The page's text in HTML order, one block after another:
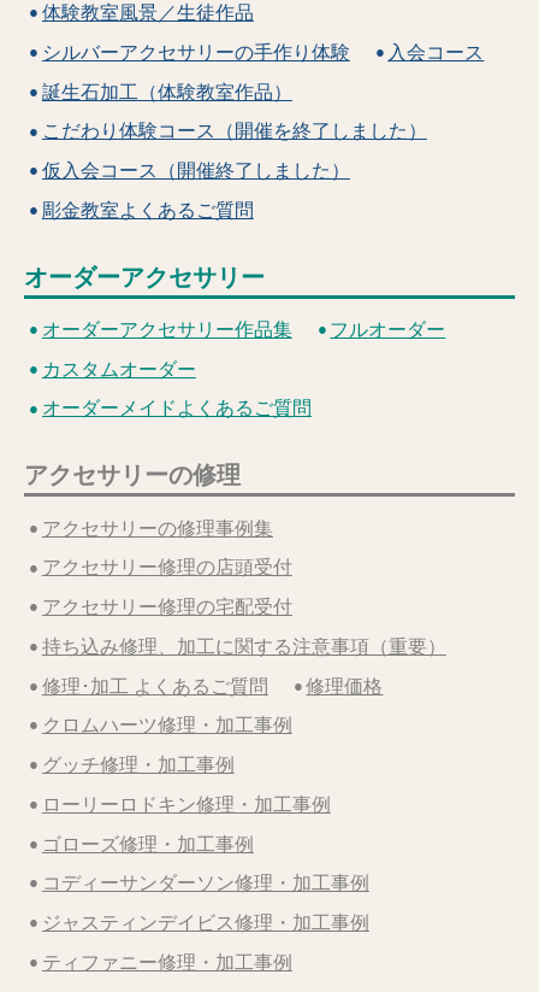
体験教室風景／生徒作品
シルバーアクセサリーの手作り体験
入会コース
誕生石加工（体験教室作品）
こだわり体験コース（開催を終了しました）
仮入会コース（開催終了しました）
彫金教室よくあるご質問
オーダーアクセサリー
オーダーアクセサリー作品集
フルオーダー
カスタムオーダー
オーダーメイドよくあるご質問
アクセサリーの修理
アクセサリーの修理事例集
アクセサリー修理の店頭受付
アクセサリー修理の宅配受付
持ち込み修理、加工に関する注意事項（重要）
修理･加工 よくあるご質問
修理価格
クロムハーツ修理・加工事例
グッチ修理・加工事例
ローリーロドキン修理・加工事例
ゴローズ修理・加工事例
コディーサンダーソン修理・加工事例
ジャスティンデイビス修理・加工事例
ティファニー修理・加工事例